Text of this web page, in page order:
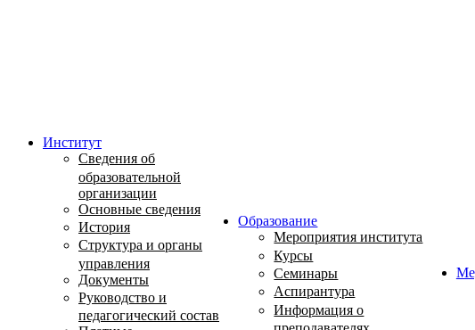
Институт
Сведения об
образовательной
организации
Основные сведения
История
Структура и органы
управления
Документы
Руководство и
педагогический состав
Образование
Мероприятия института
Курсы
Семинары
Аспирантура
Информация о